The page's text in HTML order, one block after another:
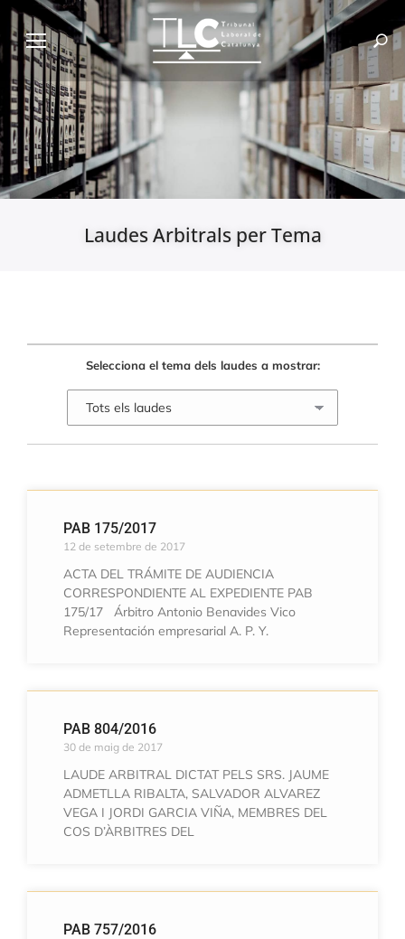
Laudes Arbitrals per Tema
Selecciona el tema dels laudes a mostrar:
PAB 175/2017
12 de setembre de 2017
ACTA DEL TRÁMITE DE AUDIENCIA
CORRESPONDIENTE AL EXPEDIENTE PAB
175/17 Árbitro Antonio Benavides Vico
Representación empresarial A. P. Y.
PAB 804/2016
30 de maig de 2017
LAUDE ARBITRAL DICTAT PELS SRS. JAUME
ADMETLLA RIBALTA, SALVADOR ALVAREZ
VEGA I JORDI GARCIA VIÑA, MEMBRES DEL
COS D’ÀRBITRES DEL
PAB 757/2016